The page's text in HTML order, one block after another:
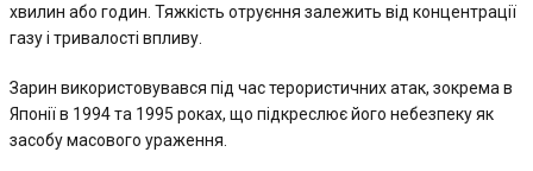
хвилин або годин. Тяжкість отруєння залежить від концентрації
газу і тривалості впливу.
Зарин використовувався під час терористичних атак, зокрема в
Японії в 1994 та 1995 роках, що підкреслює його небезпеку як
засобу масового ураження.